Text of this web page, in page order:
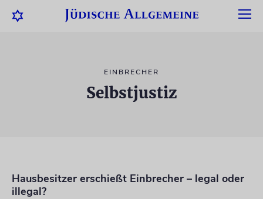
EINBRECHER
Selbstjustiz
Hausbesitzer erschießt Einbrecher – legal oder
illegal?